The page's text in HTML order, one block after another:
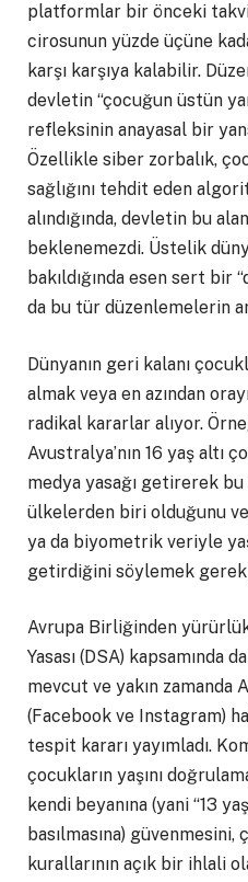
platformlar bir önceki
cirosunun yüzde üçüne
karşı karşıya kalabilir.
devletin “çocuğun üstün
refleksinin anayasal bir
Özellikle siber zorbalık,
sağlığını tehdit eden
alındığında, devletin bu
beklenemezdi. Üstelik
bakıldığında esen sert bir
da bu tür düzenlemelerin
Dünyanın geri kalanı
almak veya en azından
radikal kararlar alıyor.
Avustralya’nın 16 yaş altı
medya yasağı getirerek
ülkelerden biri olduğunu
ya da biyometrik veriyle
getirdiğini söylemek
Avrupa Birliğinden
Yasası (DSA) kapsamında
mevcut ve yakın zamanda
(Facebook ve Instagram)
tespit kararı yayımladı.
çocukların yaşını
kendi beyanına (yani “13
basılmasına)
kurallarının açık bir ihlali